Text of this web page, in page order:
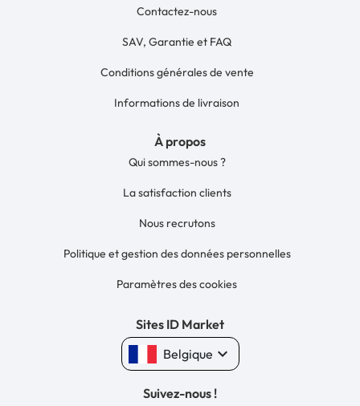
Contactez-nous
SAV, Garantie et FAQ
Conditions générales de vente
Informations de livraison
À propos
Qui sommes-nous ?
La satisfaction clients
Nous recrutons
Politique et gestion des données personnelles
Paramètres des cookies
Sites ID Market
Belgique keyboard_arrow_down
Suivez-nous !